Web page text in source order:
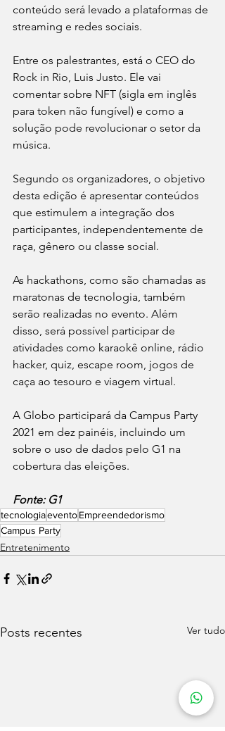
conteúdo será levado a plataformas de
streaming e redes sociais.
Entre os palestrantes, está o CEO do
Rock in Rio, Luis Justo. Ele vai
comentar sobre NFT (sigla em inglês
para token não fungível) e como a
solução pode revolucionar o setor da
música.
Segundo os organizadores, o objetivo
desta edição é apresentar conteúdos
que estimulem a integração dos
participantes, independentemente de
raça, gênero ou classe social.
As hackathons, como são chamadas as
maratonas de tecnologia, também
serão realizadas no evento. Além
disso, será possível participar de
atividades como karaokê online, rádio
hacker, quiz, escape room, jogos de
caça ao tesouro e viagem virtual.
A Globo participará da Campus Party
2021 em dez painéis, incluindo um
sobre o uso de dados pelo G1 na
cobertura das eleições.
Fonte: G1
tecnologiaeventoEmpreendedorismo
Campus Party
Entretenimento
Posts recentes Ver tudo